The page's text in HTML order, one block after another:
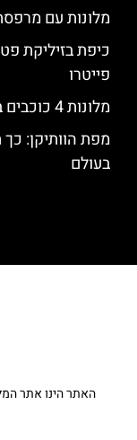
מלונות עם
פייטרו
מלונות 4 כוכבים בקרבת הוותיקן
מפת הוותיקן:
בעולם
האתר הינו אתר